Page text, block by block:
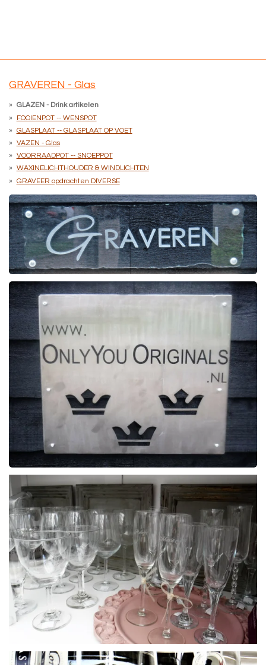
GRAVEREN - Glas
GLAZEN - Drink artikelen
FOOIENPOT -- WENSPOT
GLASPLAAT -- GLASPLAAT OP VOET
VAZEN - Glas
VOORRAADPOT -- SNOEPPOT
WAXINELICHTHOUDER & WINDLICHTEN
GRAVEER opdrachten DIVERSE